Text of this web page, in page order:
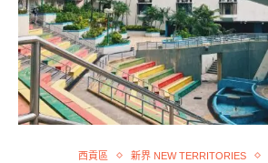
西貢區 新界 NEW TERRITORIES